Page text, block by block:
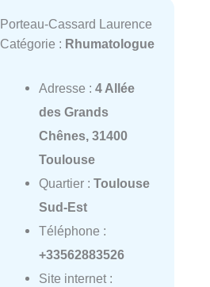
Porteau-Cassard Laurence
Catégorie : Rhumatologue
Adresse : 4 Allée
des Grands
Chênes, 31400
Toulouse
Quartier : Toulouse
Sud-Est
Téléphone :
+33562883526
Site internet :